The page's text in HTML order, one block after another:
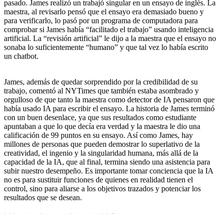
pasado. James realizó un trabajó singular en un ensayo de inglés. La
maestra, al revisarlo pensó que el ensayo era demasiado bueno y
para verificarlo, lo pasó por un programa de computadora para
comprobar si James había “facilitado el trabajo” usando inteligencia
artificial. La “revisión artificial” le dijo a la maestra que el ensayo no
sonaba lo suficientemente “humano” y que tal vez lo había escrito
un chatbot.
James, además de quedar sorprendido por la credibilidad de su
trabajo, comentó al NYTimes que también estaba asombrado y
orgulloso de que tanto la maestra como detector de IA pensaron que
había usado IA para escribir el ensayo. La historia de James terminó
con un buen desenlace, ya que sus resultados como estudiante
apuntaban a que lo que decía era verdad y la maestra le dio una
calificación de 99 puntos en su ensayo. Así como James, hay
millones de personas que pueden demostrar lo superlativo de la
creatividad, el ingenio y la singularidad humana, más allá de la
capacidad de la IA, que al final, termina siendo una asistencia para
subir nuestro desempeño. Es importante tomar conciencia que la IA
no es para sustituir funciones de quienes en realidad tienen el
control, sino para aliarse a los objetivos trazados y potenciar los
resultados que se desean.